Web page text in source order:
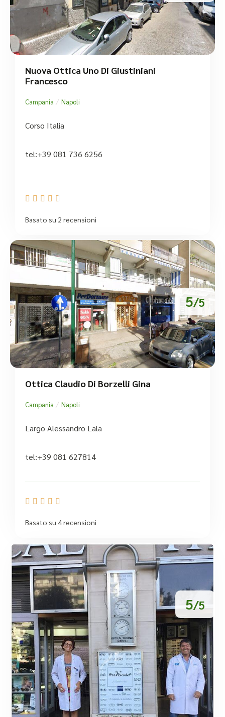
Nuova Ottica Uno Di Giustiniani
Francesco
Campania / Napoli
Corso Italia
tel:+39 081 736 6256
    
Basato su 2 recensioni
5/5
Ottica Claudio Di Borzelli Gina
Campania / Napoli
Largo Alessandro Lala
tel:+39 081 627814
    
Basato su 4 recensioni
5/5